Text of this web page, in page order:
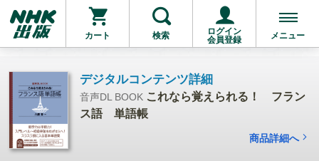
カート 検索
ログイン
会員登録
メニュー
デジタルコンテンツ詳細
音声DL BOOK これなら覚えられる！ フラン
ス語 単語帳
商品詳細へ